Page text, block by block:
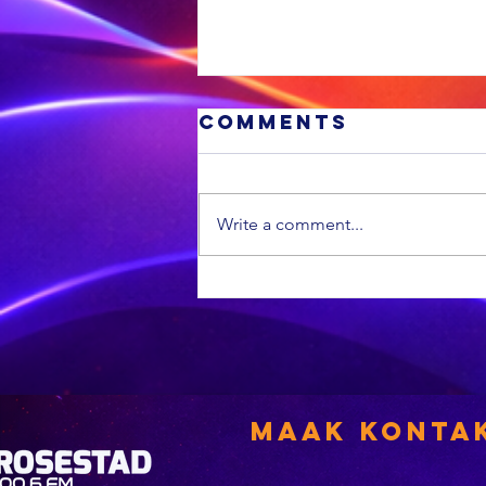
'n
Paroolganger
is wéér in
hegtenis op
aanklag van
verkragting
Comments
Write a comment...
Maak